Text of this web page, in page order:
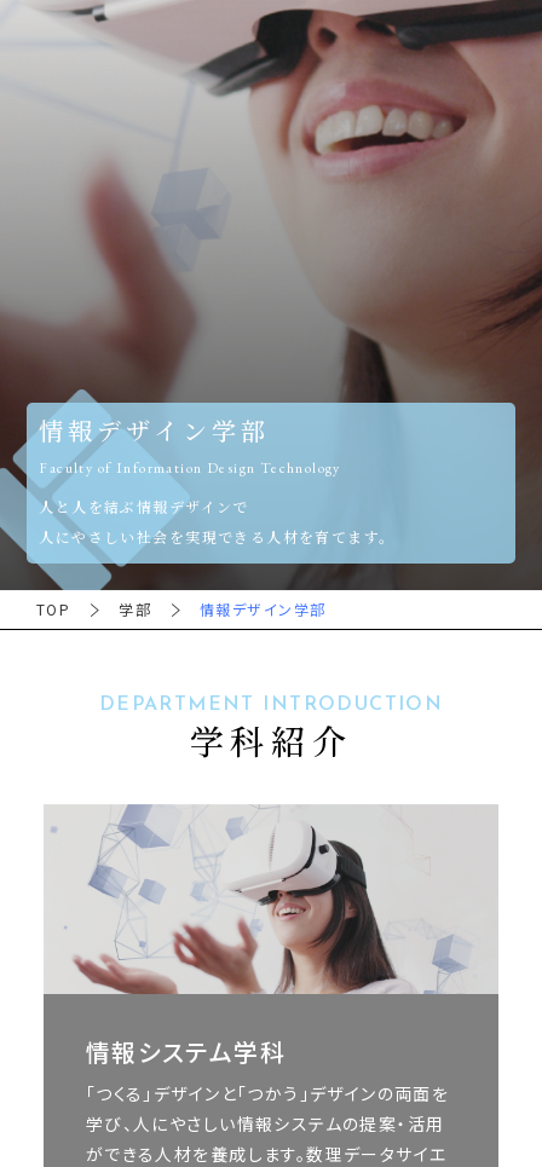
情報デザイン学部
Faculty of Information Design Technology
人と人を結ぶ情報デザインで
人にやさしい社会を実現できる人材を育てます。
TOP 学部 情報デザイン学部
DEPARTMENT INTRODUCTION
学科紹介
情報システム学科
「つくる」デザインと「つかう」デザインの両面を
学び、人にやさしい情報システムの提案・活用
ができる人材を養成します。数理データサイエ